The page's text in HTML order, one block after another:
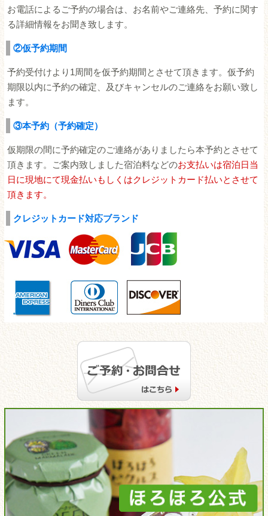
お電話によるご予約の場合は、お名前やご連絡先、予約に関す
る詳細情報をお聞き致します。
②仮予約期間
予約受付けより1周間を仮予約期間とさせて頂きます。仮予約
期限以内に予約の確定、及びキャンセルのご連絡をお願い致し
ます。
③本予約（予約確定）
仮期限の間に予約確定のご連絡がありましたら本予約とさせて
頂きます。ご案内致しました宿泊料などのお支払いは宿泊日当
日に現地にて現金払いもしくはクレジットカード払いとさせて
頂きます。
クレジットカード対応ブランド